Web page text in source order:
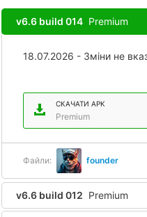
v6.6 build 014 Premium
18.07.2026 - Зміни не
СКАЧАТИ APK
Premium
Файли: founder
v6.6 build 012 Premium